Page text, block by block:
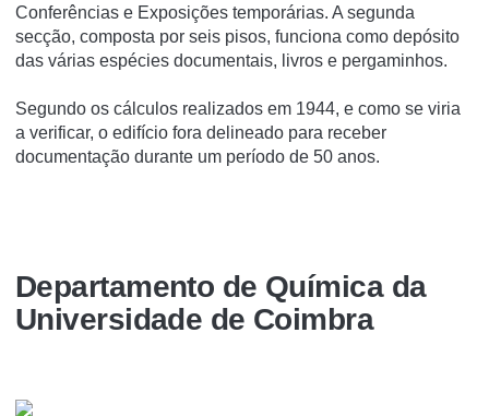
Conferências e Exposições temporárias. A segunda
secção, composta por seis pisos, funciona como depósito
das várias espécies documentais, livros e pergaminhos.
Segundo os cálculos realizados em 1944, e como se viria
a verificar, o edifício fora delineado para receber
documentação durante um período de 50 anos.
Departamento de Química da
Universidade de Coimbra